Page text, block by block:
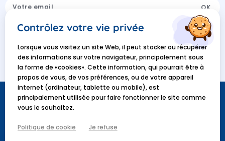
En soumettant ce formulaire, j'accepte que les
informations saisies soient utilisées dans le cadre de ma
demande et de la relation commerciale qui peut en
découler. Vous référer à lapolitique de confidentialités
contact@izyshop.com
Contrôlez votre vie privée
Lorsque vous visitez un site Web, il peut stocker ou récupérer
des informations sur votre navigateur, principalement sous
la forme de «cookies». Cette information, qui pourrait être à
propos de vous, de vos préférences, ou de votre appareil
internet (ordinateur, tablette ou mobile), est
principalement utilisée pour faire fonctionner le site comme
vous le souhaitez.
Politique de cookie Je refuse